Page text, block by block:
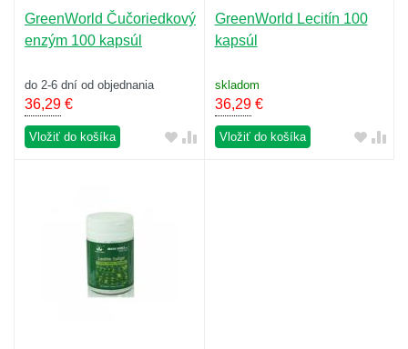
GreenWorld Čučoriedkový
enzým 100 kapsúl
do 2-6 dní od objednania
36,29 €
Vložiť do košíka
GreenWorld Lecitín 100
kapsúl
skladom
36,29€
Vložiť do košíka